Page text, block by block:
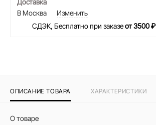
Доставка
В Москва
Изменить
СДЭК, Бесплатно при заказеот 3500 ₽
ОПИСАНИЕ ТОВАРА ХАРАКТЕРИСТИКИ
О товаре